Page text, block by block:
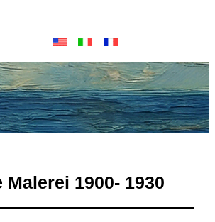
1900- 1930